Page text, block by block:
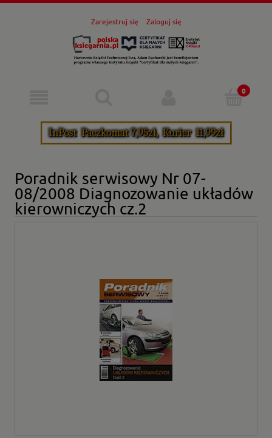
Zarejestruj się Zaloguj się
Poradnik serwisowy Nr 07-
08/2008 Diagnozowanie układów
kierowniczych cz.2